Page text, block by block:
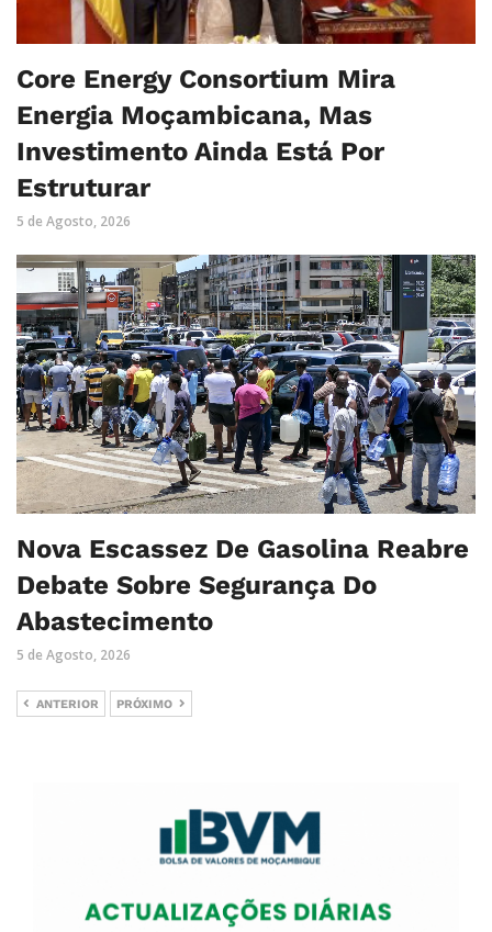
Core Energy Consortium Mira
Energia Moçambicana, Mas
Investimento Ainda Está Por
Estruturar
5 de Agosto, 2026
Nova Escassez De Gasolina Reabre
Debate Sobre Segurança Do
Abastecimento
5 de Agosto, 2026
ANTERIOR PRÓXIMO